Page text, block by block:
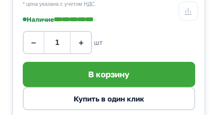
* цена указана с учетом НДС.
Наличие
− + шт